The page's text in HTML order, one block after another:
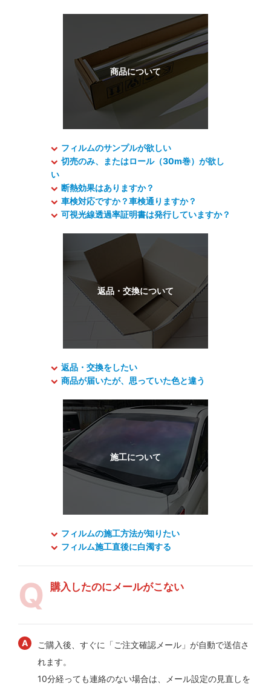
フィルムのサンプルが欲しい
切売のみ、またはロール（30m巻）が欲し
い
断熱効果はありますか？
車検対応ですか？車検通りますか？
可視光線透過率証明書は発行していますか？
返品・交換をしたい
商品が届いたが、思っていた色と違う
フィルムの施工方法が知りたい
フィルム施工直後に白濁する
購入したのにメールがこない
ご購入後、すぐに「ご注文確認メール」が自動で送信さ
れます。
10分経っても連絡のない場合は、メール設定の見直しを